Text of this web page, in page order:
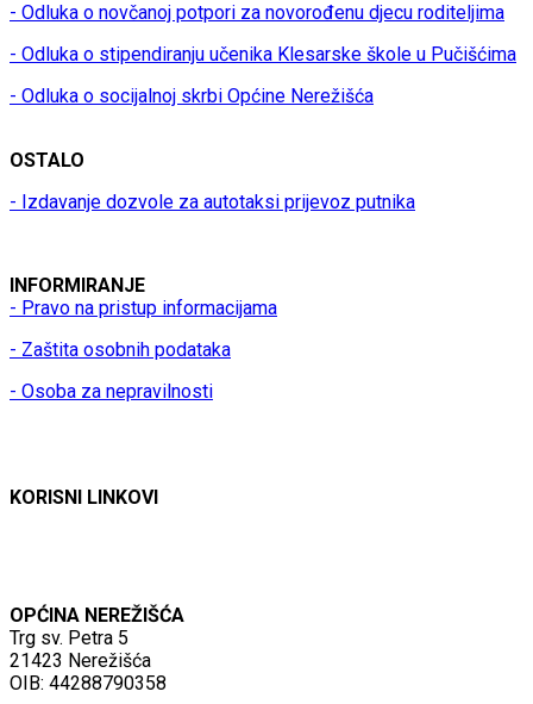
- Odluka o novčanoj potpori za novorođenu djecu roditeljima
- Odluka o stipendiranju učenika Klesarske škole u Pučišćima
- Odluka o socijalnoj skrbi Općine Nerežišća
OSTALO
- Izdavanje dozvole za autotaksi prijevoz putnika
INFORMIRANJE
- Pravo na pristup informacijama
- Zaštita osobnih podataka
- Osoba za nepravilnosti
KORISNI LINKOVI
OPĆINA NEREŽIŠĆA
Trg sv. Petra 5
21423 Nerežišća
OIB: 44288790358